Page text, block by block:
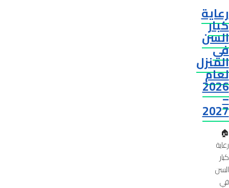
رعاية
كبار
السن
في
المنزل
لعام
2026
–
2027
🏠
رعاية
كبار
السن
في